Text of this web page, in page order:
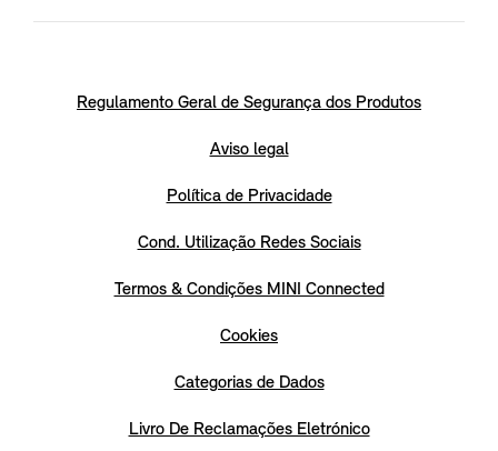
Regulamento Geral de Segurança dos Produtos
Aviso legal
Política de Privacidade
Cond. Utilização Redes Sociais
Termos & Condições MINI Connected
Cookies
Categorias de Dados
Livro De Reclamações Eletrónico